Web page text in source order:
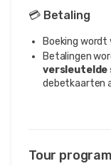
💳 Betaling
Boeking wordt
Betalingen
versleutelde
debetkaarten
Tour